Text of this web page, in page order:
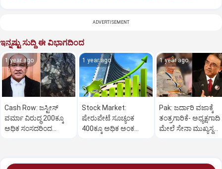
ADVERTISEMENT
ಇನ್ನಷ್ಟು ಸುದ್ದಿ ಈ ವಿಭಾಗದಿಂದ
1 year ago
Cash Row: ಜಸ್ಟೀಸ್‌
ವರ್ಮಾ ವಿರುದ್ಧ 200ಕ್ಕೂ
ಅಧಿಕ ಸಂಸದರಿಂದ
1 year ago
Stock Market:
ಷೇರುಪೇಟೆ ಸೂಚ್ಯಂಕ
400ಕ್ಕೂ ಅಧಿಕ ಅಂಕ
1 year ago
Pak: ಜರ್ದಾರಿ ವಜಾಕ್ಕೆ
ತಂತ್ರಗಾರಿಕೆ- ಅಧ್ಯಕ್ಷಗಾದಿ
ಮೇಲೆ ಸೇನಾ ಮುಖ್ಯಸ್ಥ